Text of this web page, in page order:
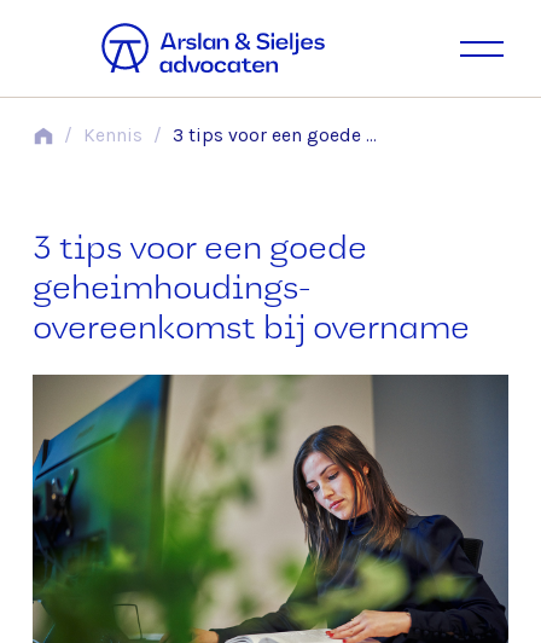
/ Kennis / 3 tips voor een goede geheimhoudings­overeenkomst bij overname
3 tips voor een goede
geheimhoudings­
overeenkomst bij overname